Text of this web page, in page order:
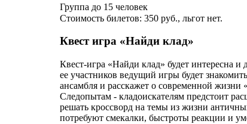
Группа до 15 человек
Стоимость билетов: 350 руб., льгот нет.
Квест игра «Найди клад»
Квест-игра «Найди клад» будет интересна
ее участников ведущий игры будет
ансамбля и расскажет о современной жизни
Следопытам - кладоискателям предстоит
решать кроссворд на темы из жизни
потребуют смекалки, быстроты реакции и